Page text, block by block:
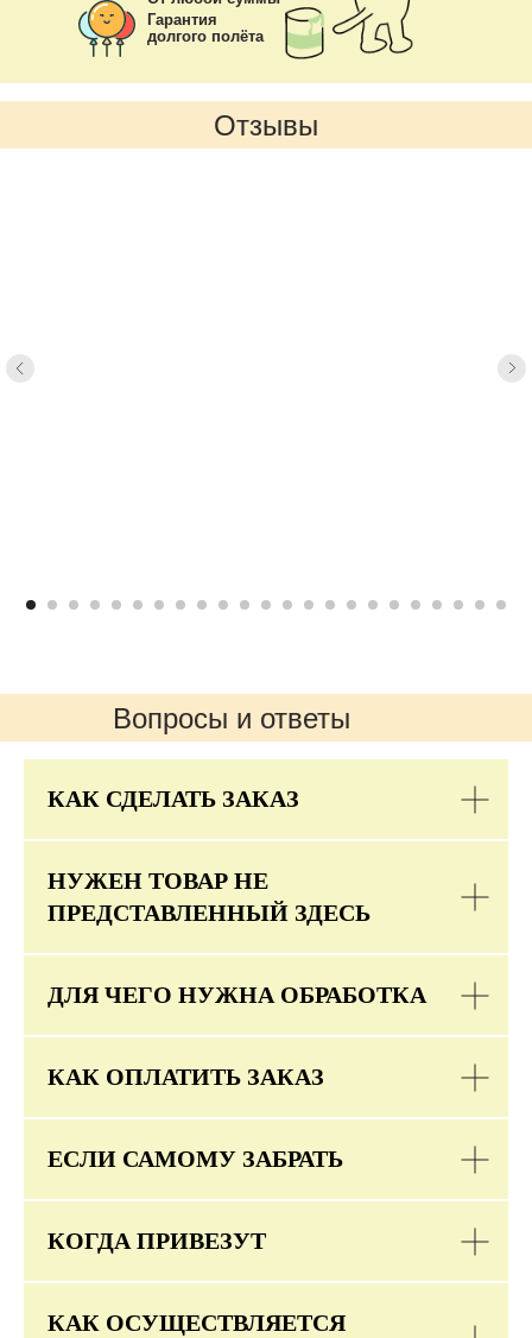
Гарантия
долгого полёта
Отзывы
Вопросы и ответы
КАК СДЕЛАТЬ ЗАКАЗ
НУЖЕН ТОВАР НЕ
ПРЕДСТАВЛЕННЫЙ ЗДЕСЬ
ДЛЯ ЧЕГО НУЖНА ОБРАБОТКА
КАК ОПЛАТИТЬ ЗАКАЗ
ЕСЛИ САМОМУ ЗАБРАТЬ
КОГДА ПРИВЕЗУТ
КАК ОСУЩЕСТВЛЯЕТСЯ